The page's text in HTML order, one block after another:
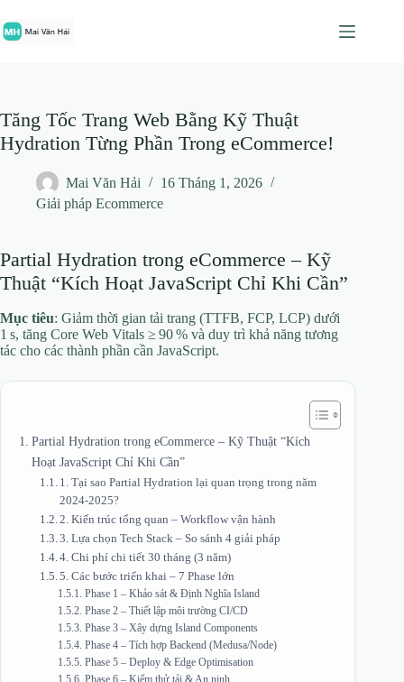
đến
phần
Tăng Tốc Trang Web Bằng Kỹ Thuật
Hydration Từng Phần Trong eCommerce!
Mai Văn Hải
16 Tháng 1, 2026
Giải pháp Ecommerce
Partial Hydration trong eCommerce – Kỹ
Thuật “Kích Hoạt JavaScript Chỉ Khi Cần”
Mục tiêu: Giảm thời gian tải trang (TTFB, FCP, LCP) dưới
1 s, tăng Core Web Vitals ≥ 90 % và duy trì khả năng tương
tác cho các thành phần cần JavaScript.
Partial Hydration trong eCommerce – Kỹ Thuật “Kích
Hoạt JavaScript Chỉ Khi Cần”
1. Tại sao Partial Hydration lại quan trọng trong năm
2024‑2025?
2. Kiến trúc tổng quan – Workflow vận hành
3. Lựa chọn Tech Stack – So sánh 4 giải pháp
4. Chi phí chi tiết 30 tháng (3 năm)
5. Các bước triển khai – 7 Phase lớn
Phase 1 – Khảo sát & Định Nghĩa Island
Phase 2 – Thiết lập môi trường CI/CD
Phase 3 – Xây dựng Island Components
Phase 4 – Tích hợp Backend (Medusa/Node)
Phase 5 – Deploy & Edge Optimisation
Phase 6 – Kiểm thử tải & An ninh